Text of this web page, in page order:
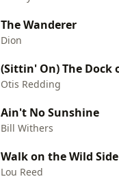
The Wanderer
Dion
Otis Redding
Ain't No Sunshine
Bill Withers
Walk on the Wild Side
Lou Reed